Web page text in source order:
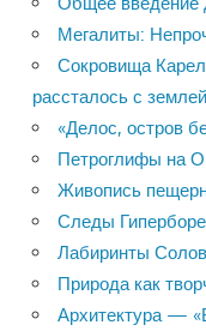
Мегалиты:
Сокровища
рассталось с землей
«Делос, остров
Петроглифы на
Живопись
Следы
Лабиринты
Природа как
Архитектура —